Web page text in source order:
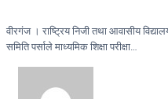
वीरगंज । राष्ट्रिय निजी तथा आवासीय
समिति पर्साले माध्यमिक शिक्षा परीक्षा…